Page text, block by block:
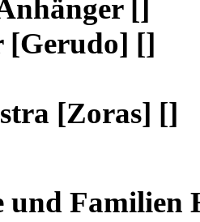
[]
[]
[Zoras] []
und Familien